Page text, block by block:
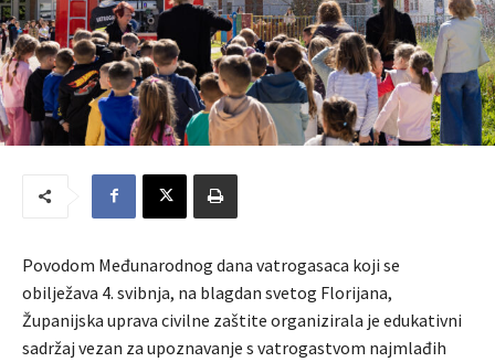
Povodom Međunarodnog dana vatrogasaca koji se
obilježava 4. svibnja, na blagdan svetog Florijana,
Županijska uprava civilne zaštite organizirala je edukativni
sadržaj vezan za upoznavanje s vatrogastvom najmlađih